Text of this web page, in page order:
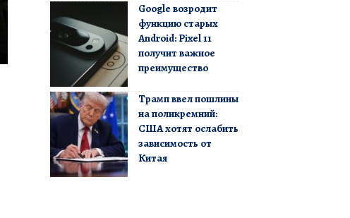
Google возродит
функцию старых
Android: Pixel 11
получит важное
преимущество
Трамп ввел пошлины
на поликремний:
США хотят ослабить
зависимость от
Китая